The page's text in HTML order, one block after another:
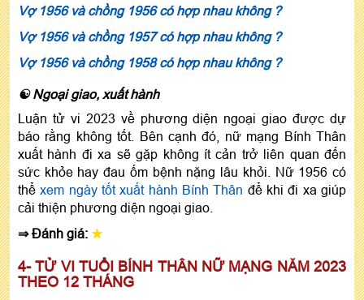
Vợ 1956 và chồng 1956 có hợp nhau không ?
Vợ 1956 và chồng 1957 có hợp nhau không ?
Vợ 1956 và chồng 1958 có hợp nhau không ?
☯ Ngoại giao, xuất hành
Luận tử vi 2023 về phương diện ngoại giao được dự
báo rằng không tốt. Bên cạnh đó, nữ mạng Bính Thân
xuất hành đi xa sẽ gặp không ít cản trở liên quan đến
sức khỏe hay đau ốm bệnh nặng lâu khỏi. Nữ 1956 có
thểxem ngày tốt xuất hành Bính Thân để khi đi xa giúp
cải thiện phương diện ngoại giao.
⇒ Đánh giá: ★
4- TỬ VI TUỔI BÍNH THÂN NỮ MẠNG NĂM 2023
THEO 12 THÁNG